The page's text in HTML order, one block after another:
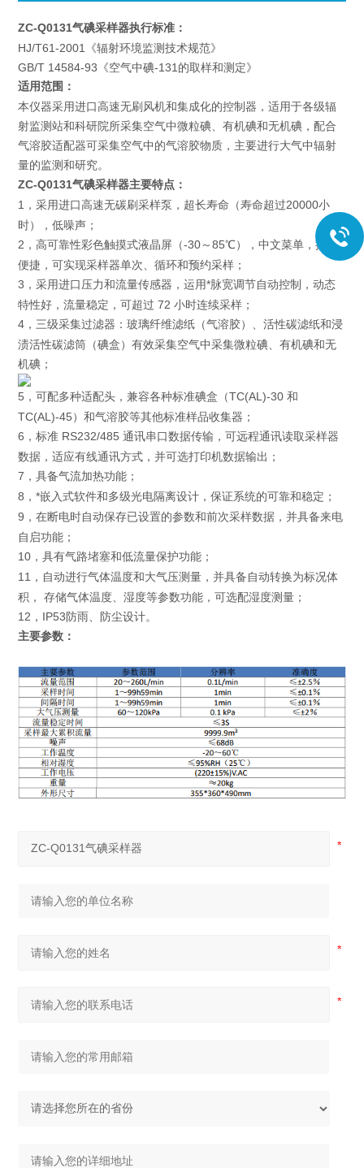
ZC-Q0131气碘采样器执行标准：
HJ/T61-2001《辐射环境监测技术规范》
GB/T 14584-93《空气中碘-131的取样和测定》
适用范围：
本仪器采用进口高速无刷风机和集成化的控制器，适用于各级辐
射监测站和科研院所采集空气中微粒碘、有机碘和无机碘，配合
气溶胶适配器可采集空气中的气溶胶物质，主要进行大气中辐射
量的监测和研究。
ZC-Q0131气碘采样器主要特点：
1 ，采用进口高速无碳刷采样泵，超长寿命（寿命超过20000小
时），低噪声；
2 ， 高可靠性彩色触摸式液晶屏（-30～85℃），中文菜单，操作
便捷，可实现采样器单次、循环和预约采样；
3 ，采用进口压力和流量传感器，运用*脉宽调节自动控制，动态
特性好，流量稳定，可超过 72 小时连续采样；
4 ，三级采集过滤器：玻璃纤维滤纸（气溶胶）、活性碳滤纸和浸
渍活性碳滤筒（碘盒）有效采集空气中采集微粒碘、有机碘和无
机碘；
5 ，可配多种适配头，兼容各种标准碘盒（TC(AL)-30 和
TC(AL)-45）和气溶胶等其他标准样品收集器；
6 ，标准 RS232/485 通讯串口数据传输，可远程通讯读取采样器
数据，适应有线通讯方式，并可选打印机数据输出；
7 ，具备气流加热功能；
8 ，*嵌入式软件和多级光电隔离设计，保证系统的可靠和稳定；
9 ，在断电时自动保存已设置的参数和前次采样数据，并具备来电
自启功能；
10 ，具有气路堵塞和低流量保护功能；
11 ， 自动进行气体温度和大气压测量，并具备自动转换为标况体
积， 存储气体温度、湿度等参数功能，可选配湿度测量；
12 ， IP53防雨、防尘设计。
主要参数：